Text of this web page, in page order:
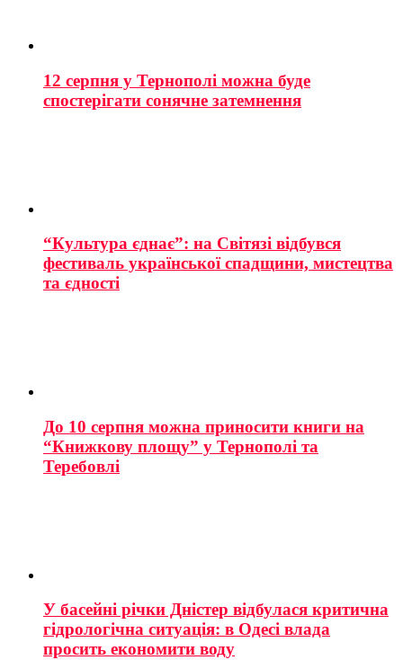
12 серпня у Тернополі можна буде
спостерігати сонячне затемнення
“Культура єднає”: на Світязі відбувся
фестиваль української спадщини, мистецтва
та єдності
До 10 серпня можна приносити книги на
“Книжкову площу” у Тернополі та
Теребовлі
У басейні річки Дністер відбулася критична
гідрологічна ситуація: в Одесі влада
просить економити воду